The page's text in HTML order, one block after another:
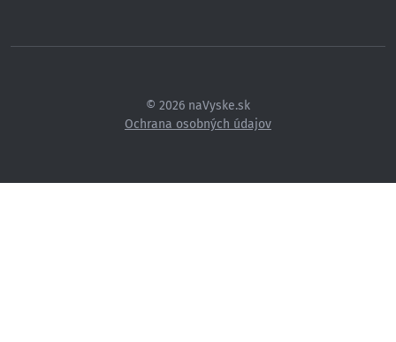
© 2026 naVyske.sk
Ochrana osobných údajov